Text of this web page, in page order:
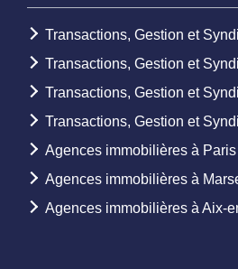
Transactions, Gestion et
Transactions, Gestion et
Transactions, Gestion et
Transactions, Gestion et
Agences immobilières à Paris
Agences immobilières à
Agences immobilières à Aix-